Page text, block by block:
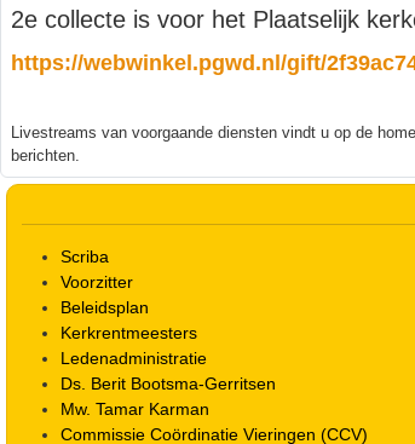
2e collecte is voor het Plaatselijk
https://webwinkel.pgwd.nl/gift/
Livestreams van voorgaande diensten vindt u op de
berichten.
Scriba
Voorzitter
Beleidsplan
Kerkrentmeesters
Ledenadministratie
Ds. Berit Bootsma-Gerritsen
Mw. Tamar Karman
Commissie Coördinatie Vieringen (CCV)